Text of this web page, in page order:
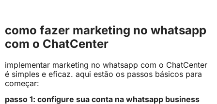
como fazer marketing no whatsapp
com o ChatCenter
implementar marketing no whatsapp com o ChatCenter
é simples e eficaz. aqui estão os passos básicos para
começar:
passo 1: configure sua conta na whatsapp business